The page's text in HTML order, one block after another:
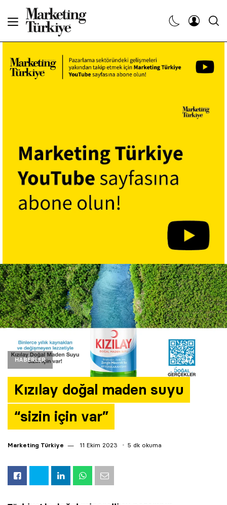
HABERLER
Kızılay doğal maden suyu
“sizin için var”
Marketing Türkiye 11 Ekim 2023 5 dk okuma
Haberler
Etkinlikler
Söyleşiler
Kariyer
Araştırma